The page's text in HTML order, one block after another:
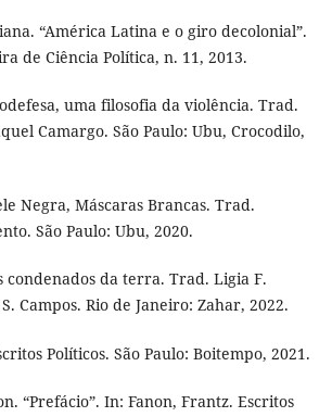
“América Latina e o giro decolonial”.
de Ciência Política, n. 11, 2013.
uma filosofia da violência. Trad.
Camargo. São Paulo: Ubu, Crocodilo,
Negra, Máscaras Brancas. Trad.
São Paulo: Ubu, 2020.
condenados da terra. Trad. Ligia F.
Campos. Rio de Janeiro: Zahar, 2022.
Políticos. São Paulo: Boitempo, 2021.
“Prefácio”. In: Fanon, Frantz. Escritos